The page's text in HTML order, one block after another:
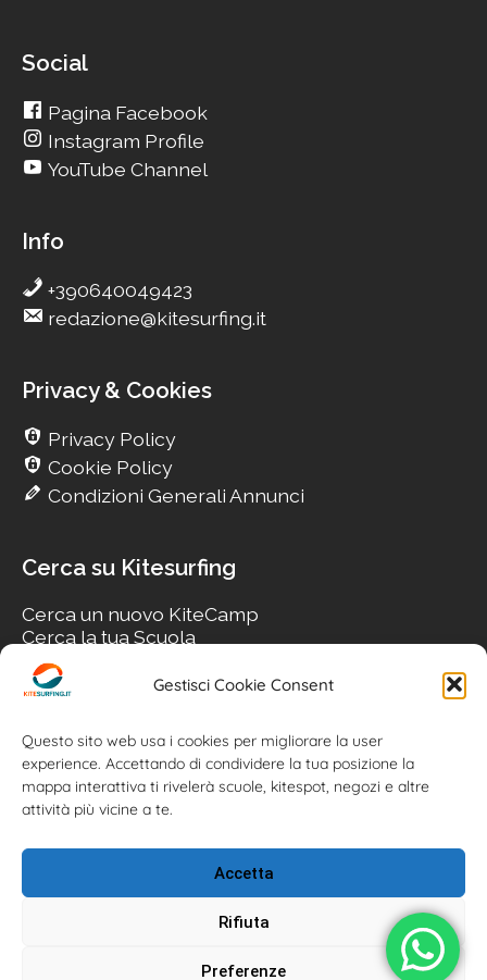
Gestisci Cookie Consent
Questo sito web usa i cookies per migliorare la user
experience. Accettando di condividere la tua posizione la
mappa interattiva ti rivelerà scuole, kitespot, negozi e altre
attività più vicine a te.
Accetta
Rifiuta
Preferenze
Social
Pagina Facebook
Instagram Profile
YouTube Channel
Info
+390640049423
redazione@kitesurfing.it
Privacy & Cookies
Privacy Policy
Cookie Policy
Condizioni Generali Annunci
Cerca su Kitesurfing
Cerca un nuovo KiteCamp
Cerca la tua Scuola
Cerca il tuo KiteSpot
Cerca Accommodation
Cerca il tuo Usato